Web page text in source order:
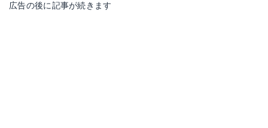
広告の後に記事が続きます
Yahoo!ショッピングを見る